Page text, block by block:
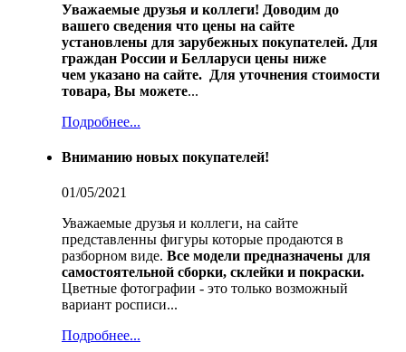
Уважаемые друзья и коллеги! Доводим до
вашего сведения что цены на сайте
установлены для зарубежных покупателей. Для
граждан России и Белларуси цены ниже
чем указано на сайте. Для уточнения стоимости
товара, Вы можете...
Подробнее...
Вниманию новых покупателей!
01/05/2021
Уважаемые друзья и коллеги, на сайте
представленны фигуры которые продаются в
разборном виде. Все модели предназначены для
самостоятельной сборки, склейки и покраски.
Цветные фотографии - это только возможный
вариант росписи...
Подробнее...